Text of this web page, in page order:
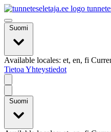
Suomi
Available locales: et, en, fi
Tietoa Yhteystiedot
Suomi